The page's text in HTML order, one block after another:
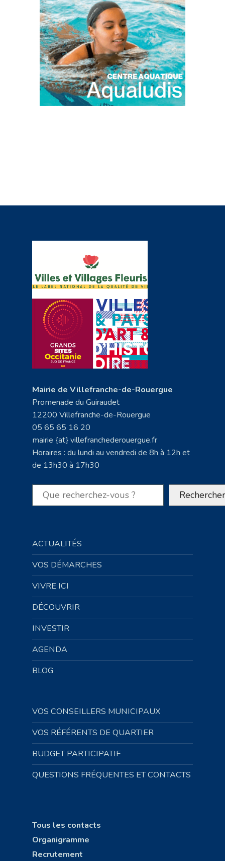
Mairie de Villefranche-de-Rouergue
Promenade du Guiraudet
12200 Villefranche-de-Rouergue
05 65 65 16 20
mairie {at} villefranchederouergue.fr
Horaires : du lundi au vendredi de 8h à 12h et
de 13h30 à 17h30
Rechercher Rechercher
ACTUALITÉS
VOS DÉMARCHES
VIVRE ICI
DÉCOUVRIR
INVESTIR
AGENDA
BLOG
VOS CONSEILLERS MUNICIPAUX
VOS RÉFÉRENTS DE QUARTIER
BUDGET PARTICIPATIF
QUESTIONS FRÉQUENTES ET CONTACTS
Tous les contacts
Organigramme
Recrutement